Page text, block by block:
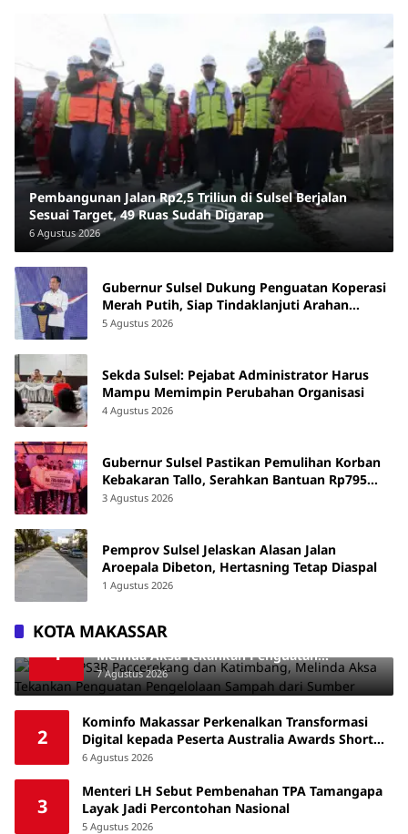
Pembangunan Jalan Rp2,5 Triliun di Sulsel Berjalan
Sesuai Target, 49 Ruas Sudah Digarap
6 Agustus 2026
Gubernur Sulsel Dukung Penguatan Koperasi
Merah Putih, Siap Tindaklanjuti Arahan
Pemerintah Pusat
5 Agustus 2026
Sekda Sulsel: Pejabat Administrator Harus
Mampu Memimpin Perubahan Organisasi
4 Agustus 2026
Gubernur Sulsel Pastikan Pemulihan Korban
Kebakaran Tallo, Serahkan Bantuan Rp795
Juta
3 Agustus 2026
Pemprov Sulsel Jelaskan Alasan Jalan
Aroepala Dibeton, Hertasning Tetap Diaspal
1 Agustus 2026
KOTA MAKASSAR
1
Tinjau TPS3R Paccerekang dan Katimbang,
Melinda Aksa Tekankan Penguatan
Pengelolaan Sampah dari Sumber
7 Agustus 2026
2
Kominfo Makassar Perkenalkan Transformasi
Digital kepada Peserta Australia Awards Short
Course
6 Agustus 2026
3
Menteri LH Sebut Pembenahan TPA Tamangapa
Layak Jadi Percontohan Nasional
5 Agustus 2026